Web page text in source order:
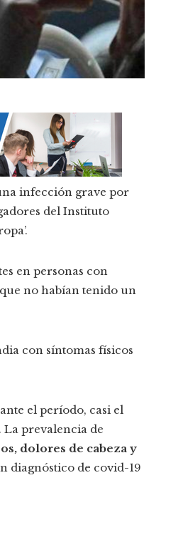
infección grave por
del Instituto
en personas con
no habían tenido un
con síntomas físicos
el período, casi el
La prevalencia de
dolores de cabeza y
diagnóstico de covid-19